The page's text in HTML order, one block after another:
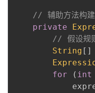
// 辅助方法构建
private
// 假设规
String [ ]
for
( int